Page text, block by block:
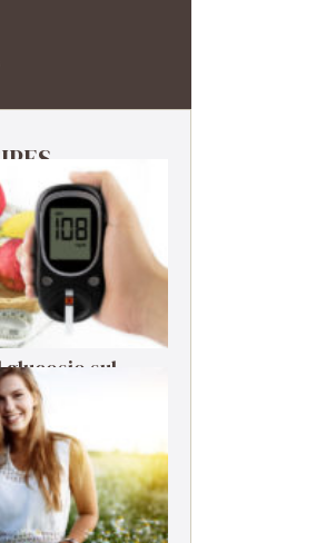
glucosio sul